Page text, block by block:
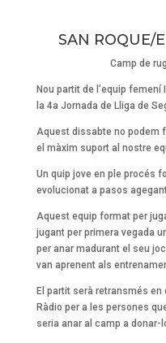
SAN ROQUE/
Camp de
Nou partit de l’equip
la 4a Jornada de Lliga de
Aquest dissabte no podem
el màxim suport al nostre
Un quip jove en ple procés
evolucionat a pasos
Aquest equip format per
jugant per primera vegada
per anar madurant el seu
van aprenent als
El partit serà retransmés en
Ràdio per a les persones
seria anar al camp a